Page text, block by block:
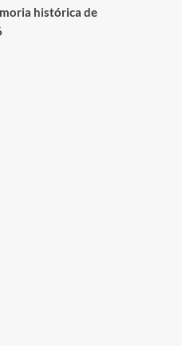
histórica de